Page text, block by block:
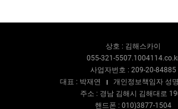
상호 : 김해스카이
055-321-
사업자번호 : 209-20-84885
대표 : 박재연
개인정보책임자 성
주소 : 경남 김해시 김해대로
핸드폰 : 010)3877-1504